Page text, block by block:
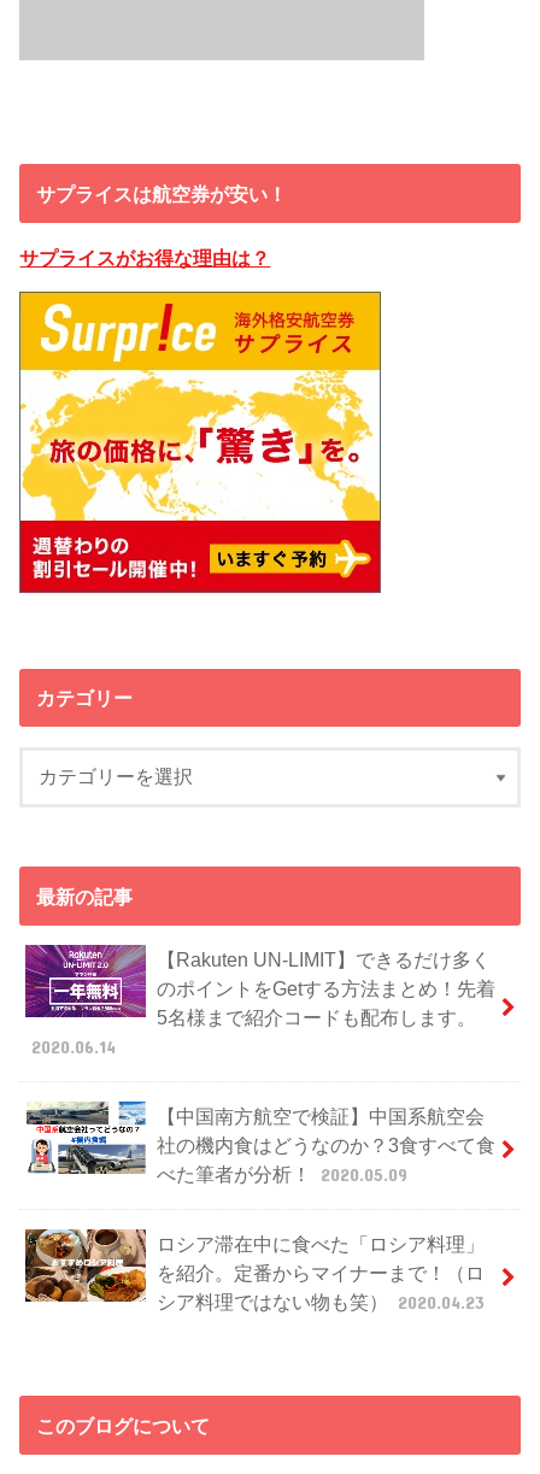
サプライスは航空券が安い！
サプライスがお得な理由は？
カテゴリー
最新の記事
【Rakuten UN-LIMIT】できるだけ多く
のポイントをGetする方法まとめ！先着
5名様まで紹介コードも配布します。
2020.06.14
【中国南方航空で検証】中国系航空会
社の機内食はどうなのか？3食すべて食
べた筆者が分析！
2020.05.09
ロシア滞在中に食べた「ロシア料理」
を紹介。定番からマイナーまで！（ロ
シア料理ではない物も笑）
2020.04.23
このブログについて